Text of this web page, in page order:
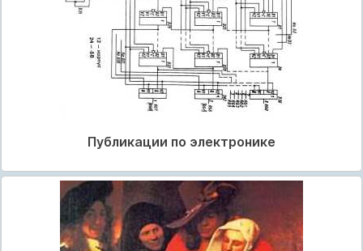
Публикации по электронике